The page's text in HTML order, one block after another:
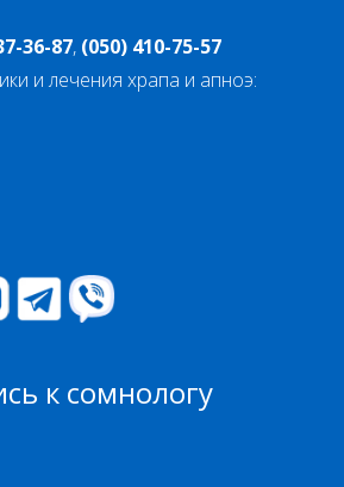
36-87, (050) 410-75-57
и лечения храпа и апноэ:
к сомнологу